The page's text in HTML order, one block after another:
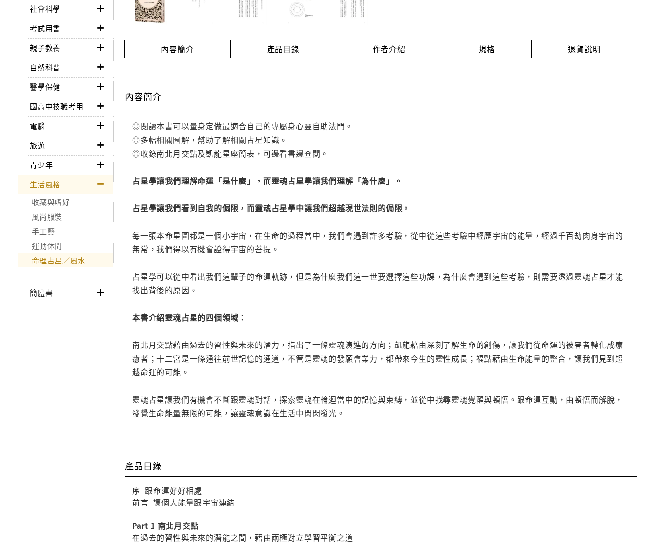
社會科學
考試用書
親子教養
自然科普
醫學保健
國高中技職考用
電腦
旅遊
青少年
生活風格
收藏與嗜好
風尚服裝
手工藝
運動休閒
命理占星／風水
簡體書
內容簡介 產品目錄 作者介紹 規格 退貨說明
內容簡介
◎閱讀本書可以量身定做最適合自己的專屬身心靈自助法門。
◎多幅相關圖解，幫助了解相關占星知識。
◎收錄南北月交點及凱龍星座簡表，可邊看書邊查閱。
占星學讓我們理解命運「是什麼」，而靈魂占星學讓我們理解「為什麼」。
占星學讓我們看到自我的侷限，而靈魂占星學中讓我們超越現世法則的侷限。
每一張本命星圖都是一個小宇宙，在生命的過程當中，我們會遇到許多考驗，從中從這些考驗中經歷宇宙的能量，經過千百劫肉身宇宙的
無常，我們得以有機會證得宇宙的菩提。
占星學可以從中看出我們這輩子的命運軌跡，但是為什麼我們這一世要選擇這些功課，為什麼會遇到這些考驗，則需要透過靈魂占星才能
找出背後的原因。
本書介紹靈魂占星的四個領域：
南北月交點藉由過去的習性與未來的潛力，指出了一條靈魂演進的方向；凱龍藉由深刻了解生命的創傷，讓我們從命運的被害者轉化成療
癒者；十二宮是一條通往前世記憶的通道，不管是靈魂的發願會業力，都帶來今生的靈性成長；福點藉由生命能量的整合，讓我們見到超
越命運的可能。
靈魂占星讓我們有機會不斷跟靈魂對話，探索靈魂在輪迴當中的記憶與束縛，並從中找尋靈魂覺醒與頓悟。跟命運互動，由頓悟而解脫，
發覺生命能量無限的可能，讓靈魂意識在生活中閃閃發光。
產品目錄
序 跟命運好好相處
前言 讓個人能量跟宇宙連結
Part 1 南北月交點
在過去的習性與未來的潛能之間，藉由兩極對立學習平衡之道